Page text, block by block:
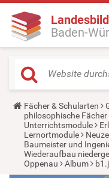
Baden-
Y
o
u
a
r
e
h
e
Fächer & Schularten
philosophische Fächer
Unterrichtsmodule
Lernortmodule
Baumeister und
Wiederaufbau
Oppenau
Album